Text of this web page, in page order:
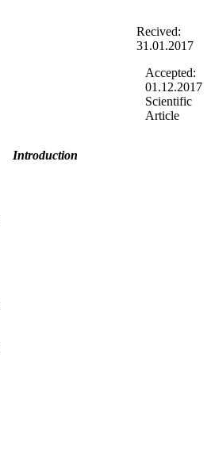
Recived:
31.01.2017
Accepted:
01.12.2017
Scientific
Article
Introduction